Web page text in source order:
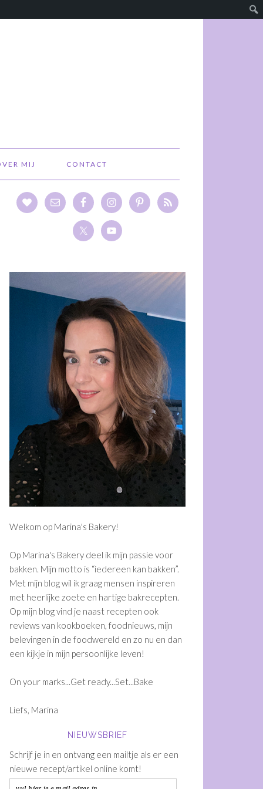
MIJ CONTACT
Welkom op Marina's Bakery!
Op Marina's Bakery deel ik mijn passie voor
bakken. Mijn motto is “iedereen kan bakken”.
Met mijn blog wil ik graag mensen inspireren
met heerlijke zoete en hartige bakrecepten.
Op mijn blog vind je naast recepten ook
reviews van kookboeken, foodnieuws, mijn
belevingen in de foodwereld en zo nu en dan
een kijkje in mijn persoonlijke leven!
On your marks...Get ready...Set...Bake
Liefs, Marina
NIEUWSBRIEF
Schrijf je in en ontvang een mailtje als er een
nieuwe recept/artikel online komt!
vul